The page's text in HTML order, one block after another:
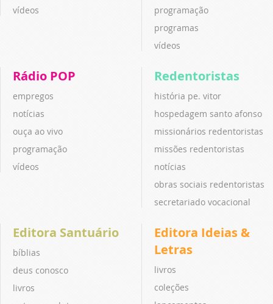
vídeos
programação
programas
vídeos
Rádio POP
empregos
notícias
ouça ao vivo
programação
vídeos
Redentoristas
história pe. vitor
hospedagem santo afonso
missionários redentoristas
missões redentoristas
notícias
obras sociais redentoristas
secretariado vocacional
Editora Santuário
bíblias
deus conosco
livros
Editora Ideias &
Letras
livros
coleções